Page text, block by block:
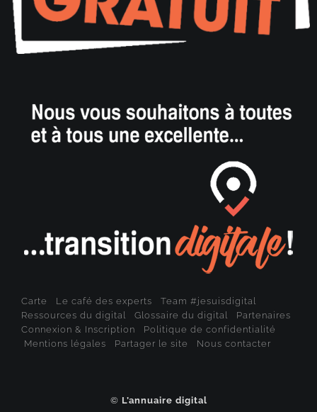
Carte Le café des experts
Team #jesuisdigital
Ressources du digital
Glossaire du digital
Partenaires
Connexion & Inscription
Politique de confidentialité
Mentions légales
Partager le site Nous contacter
© L’annuaire digital